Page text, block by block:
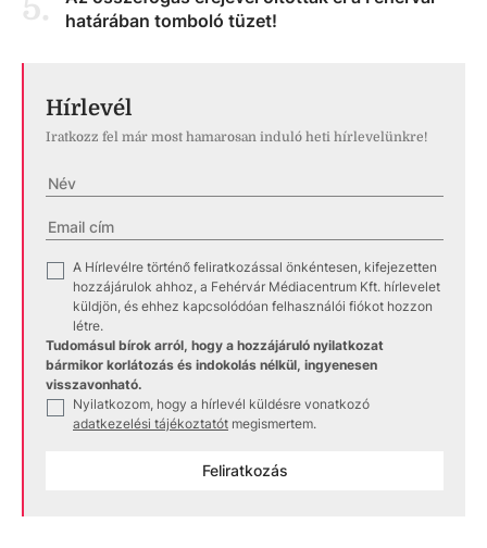
5.
határában tomboló tüzet!
Hírlevél
Iratkozz fel már most hamarosan induló heti hírlevelünkre!
A Hírlevélre történő feliratkozással önkéntesen, kifejezetten
hozzájárulok ahhoz, a Fehérvár Médiacentrum Kft. hírlevelet
küldjön, és ehhez kapcsolódóan felhasználói fiókot hozzon
létre.
Tudomásul bírok arról, hogy a hozzájáruló nyilatkozat
bármikor korlátozás és indokolás nélkül, ingyenesen
visszavonható.
Nyilatkozom, hogy a hírlevél küldésre vonatkozó
adatkezelési tájékoztatót megismertem.
Feliratkozás